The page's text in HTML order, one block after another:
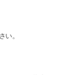
い。